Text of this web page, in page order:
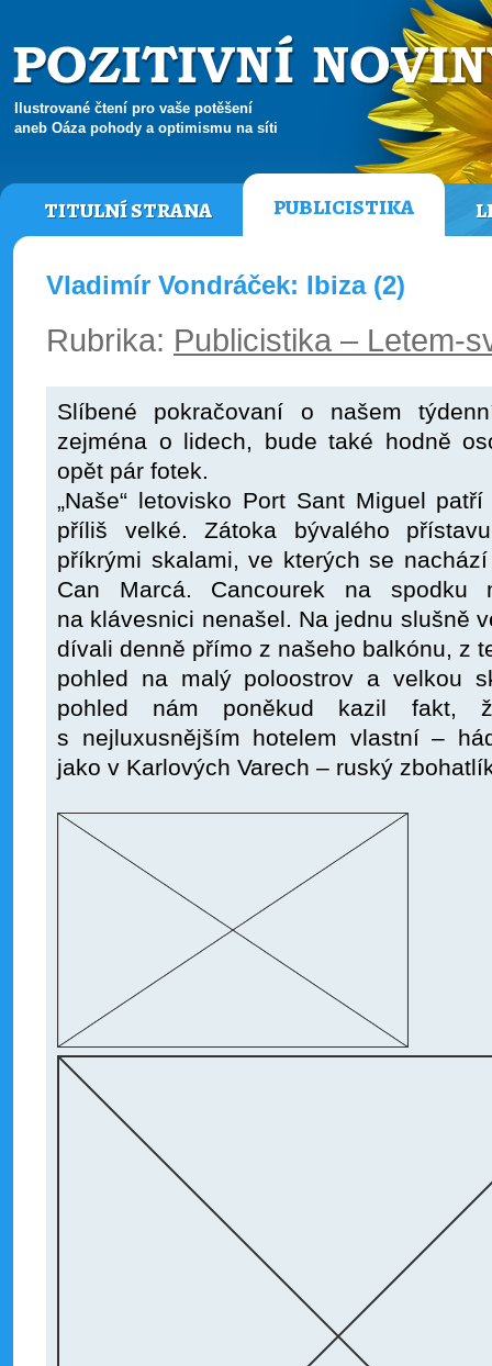
Ilustrované čtení pro vaše potěšení
aneb Oáza pohody a optimismu na síti
TITULNÍ STRANA PUBLICISTIKA
Vladimír Vondráček: Ibiza (2)
Rubrika: Publicistika – Letem-
Slíbené pokračovaní o našem
zejména o lidech, bude také hodně
opět pár fotek.
„Naše“ letovisko Port Sant Miguel
příliš velké. Zátoka bývalého
příkrými skalami, ve kterých se
Can Marcá. Cancourek na spodku
na klávesnici nenašel. Na jednu slušně
dívali denně přímo z našeho balkónu, z
pohled na malý poloostrov a velkou
pohled nám poněkud kazil fakt,
s nejluxusnějším hotelem vlastní –
jako v Karlových Varech – ruský